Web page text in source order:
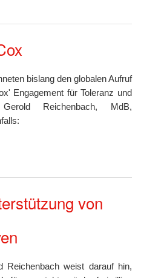
bislang den globalen Aufruf
Engagement für Toleranz und
Reichenbach, MdB,
von
Reichenbach weist darauf hin,